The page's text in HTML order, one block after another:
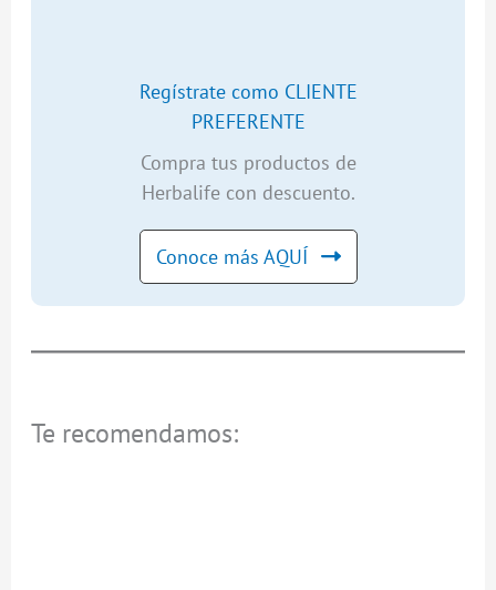
Regístrate como CLIENTE
PREFERENTE
Compra tus productos de
Herbalife con descuento.
Conoce más AQUÍ
Te recomendamos: